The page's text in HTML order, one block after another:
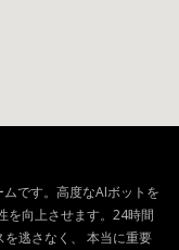
です。高度なAIボットを
を向上させます。24時間
逃さなく、 本当に重要